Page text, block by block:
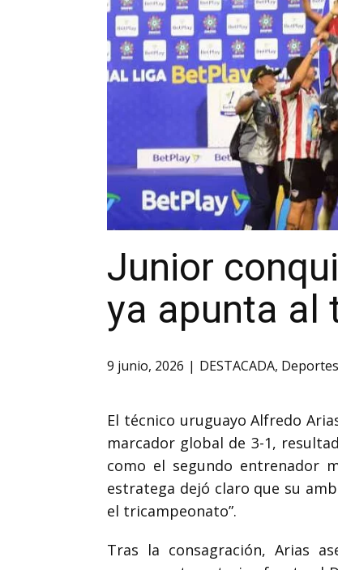
Junior
ya apunta al
9 junio, 2026 DESTACADA, Deportes
El técnico uruguayo Alfredo
marcador global de 3-1,
como el segundo entrenador
estratega dejó claro que su
el tricampeonato”.
Tras la consagración, Arias